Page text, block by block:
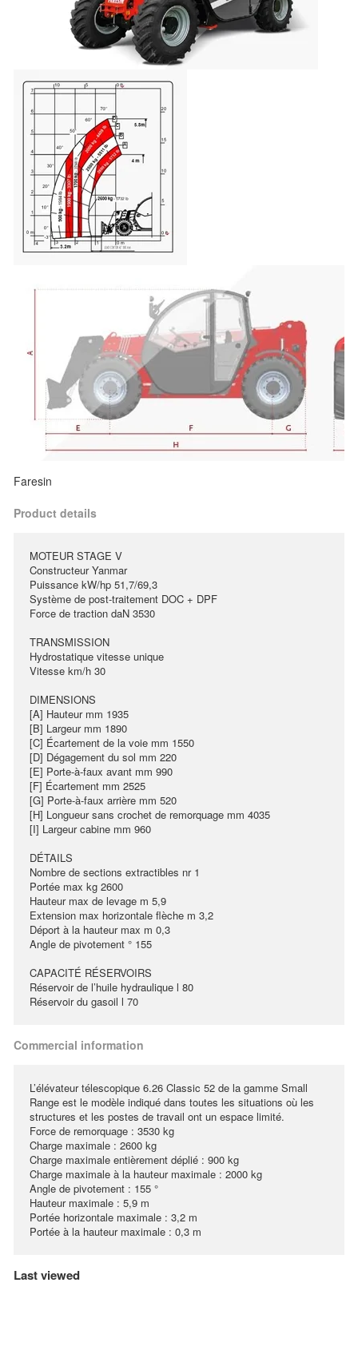
Faresin
Product details
MOTEUR STAGE V
Constructeur Yanmar
Puissance kW/hp 51,7/69,3
Système de post-traitement DOC + DPF
Force de traction daN 3530
TRANSMISSION
Hydrostatique vitesse unique
Vitesse km/h 30
DIMENSIONS
[A] Hauteur mm 1935
[B] Largeur mm 1890
[C] Écartement de la voie mm 1550
[D] Dégagement du sol mm 220
[E] Porte-à-faux avant mm 990
[F] Écartement mm 2525
[G] Porte-à-faux arrière mm 520
[H] Longueur sans crochet de remorquage mm 4035
[I] Largeur cabine mm 960
DÉTAILS
Nombre de sections extractibles nr 1
Portée max kg 2600
Hauteur max de levage m 5,9
Extension max horizontale flèche m 3,2
Déport à la hauteur max m 0,3
Angle de pivotement ° 155
CAPACITÉ RÉSERVOIRS
Réservoir de l’huile hydraulique l 80
Réservoir du gasoil l 70
Commercial information
L’élévateur télescopique 6.26 Classic 52 de la gamme Small
Range est le modèle indiqué dans toutes les situations où les
structures et les postes de travail ont un espace limité.
Force de remorquage : 3530 kg
Charge maximale : 2600 kg
Charge maximale entièrement déplié : 900 kg
Charge maximale à la hauteur maximale : 2000 kg
Angle de pivotement : 155 °
Hauteur maximale : 5,9 m
Portée horizontale maximale : 3,2 m
Portée à la hauteur maximale : 0,3 m
Last viewed